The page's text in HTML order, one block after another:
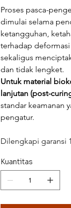
Proses pasca-
dimulai selama
ketangguhan,
terhadap
sekaligus
dan tidak lengket.
Untuk material
lanjutan (post-
standar keamanan
pengatur.
Dilengkapi garansi
Kuantitas